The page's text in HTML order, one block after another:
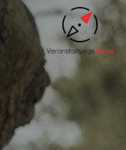
Zum
springen